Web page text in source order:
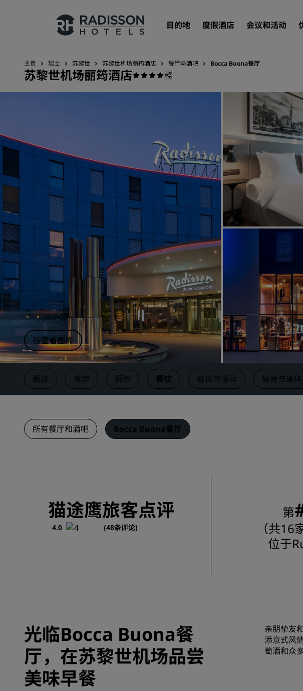
目的地 度假酒店 会议和活动
我们的品牌
中国附属品牌
主页 瑞士 苏黎世 苏黎世机场丽筠酒店 餐厅与酒吧 Bocca Buona餐厅
苏黎世机场丽筠酒店
查看图片
概述 客房 服务 餐饮 会议与活动 健身与康体
所有餐厅和酒吧 Bocca Buona餐厅
猫途鹰旅客点评
4.0 (48条评论)
第
（共16
位于
光临Bocca Buona餐
厅，在苏黎世机场品尝
美味早餐
亲朋挚友
添意式风
萄酒和众